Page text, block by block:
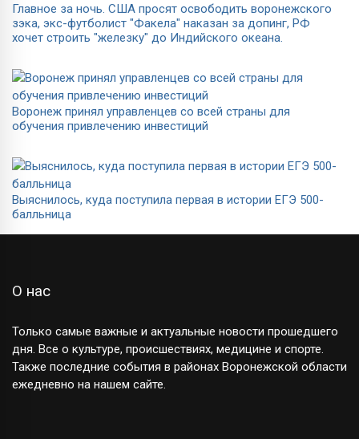
Главное за ночь. CША просят освободить воронежского
зэка, экс-футболист "Факела" наказан за допинг, РФ
хочет строить "железку" до Индийского океана.
Воронеж принял управленцев со всей страны для
обучения привлечению инвестиций
Выяснилось, куда поступила первая в истории ЕГЭ 500-
балльница
О нас
Только самые важные и актуальные новости прошедшего
дня. Все о культуре, происшествиях, медицине и спорте.
Также последние события в районах Воронежской области
ежедневно на нашем сайте.